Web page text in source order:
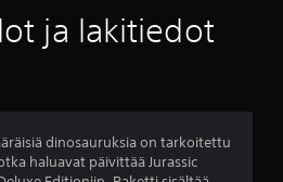
.
t
ja lakitiedot
dinosauruksia on tarkoitettu
haluavat päivittää Jurassic